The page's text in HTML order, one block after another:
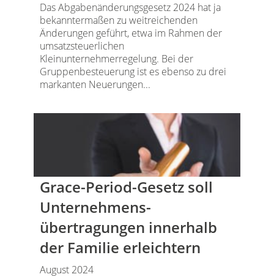
Das Abgabenänderungsgesetz 2024 hat ja
bekanntermaßen zu weitreichenden
Änderungen geführt, etwa im Rahmen der
umsatzsteuerlichen
Kleinunternehmerregelung. Bei der
Gruppenbesteuerung ist es ebenso zu drei
markanten Neuerungen...
Grace-Period-Gesetz soll
Unternehmens­
übertragungen innerhalb
der Familie erleichtern
August 2024